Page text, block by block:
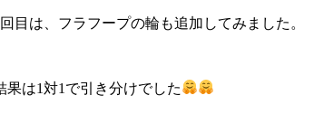
目は、フラフープの輪も追加してみました。
果は1対1で引き分けでした